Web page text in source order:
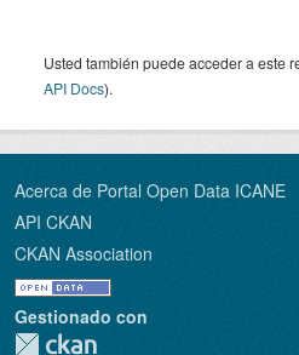
Usted también puede acceder a este
API Docs).
Acerca de Portal Open Data ICANE
API CKAN
CKAN Association
Gestionado con